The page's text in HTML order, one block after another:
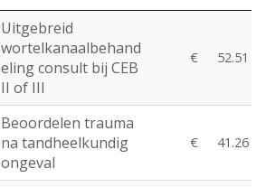
Uitgebreid
wortelkanaalbehand
eling consult bij CEB
II of III
€ 52.51
Beoordelen trauma
na tandheelkundig
ongeval
€ 41.26